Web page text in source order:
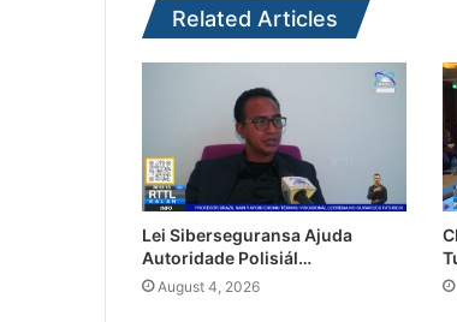
Related Articles
Lei Siberseguransa Ajuda
Autoridade Polisiál…
August 4, 2026